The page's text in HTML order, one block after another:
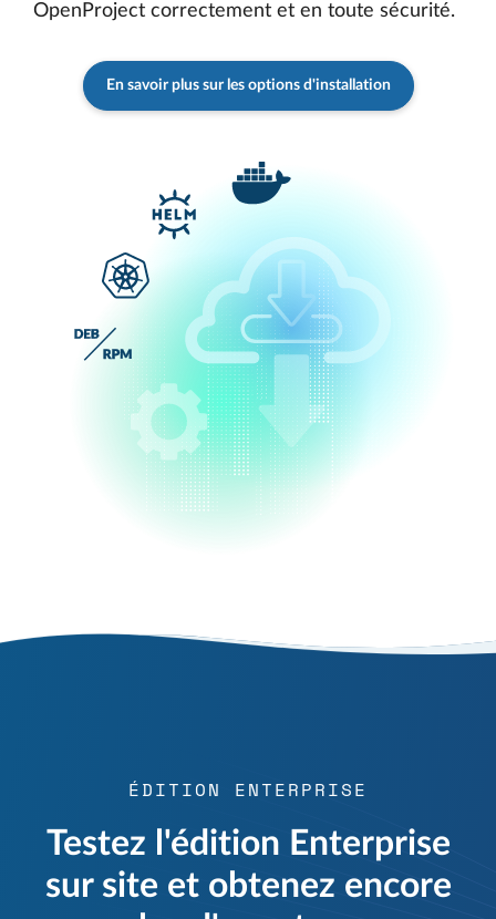
OpenProject correctement et en toute sécurité.
En savoir plus sur les options d'installation
ÉDITION ENTERPRISE
Testez l'édition Enterprise
sur site et obtenez encore